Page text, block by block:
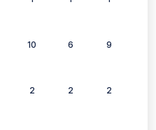
10 6 9
2 2 2